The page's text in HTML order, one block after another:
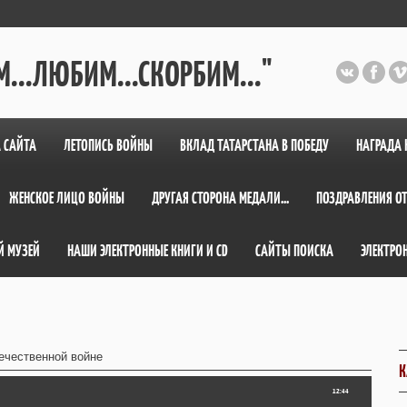
САЙТА ЛЕТОПИСЬ ВОЙНЫ ВКЛАД ТАТАРСТАНА В ПОБЕДУ НАГРАДА
ЖЕНСКОЕ ЛИЦО ВОЙНЫ ДРУГАЯ СТОРОНА МЕДАЛИ... ПОЗДРАВЛЕНИЯ
МУЗЕЙ НАШИ ЭЛЕКТРОННЫЕ КНИГИ И СD САЙТЫ ПОИСКА
войне
12:44